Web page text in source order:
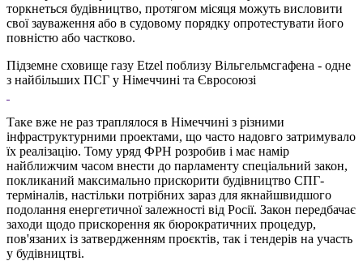
торкнеться будівництво, протягом місяця можуть висловити
свої зауваження або в судовому порядку опротестувати його
повністю або частково.
Підземне сховище газу Etzel поблизу Вільгельмсгафена - одне
з найбільших ПСГ у Німеччині та Євросоюзі
Таке вже не раз траплялося в Німеччині з різними
інфраструктурними проектами, що часто надовго затримувало
їх реалізацію. Тому уряд ФРН розробив і має намір
найближчим часом внести до парламенту спеціальний закон,
покликаний максимально прискорити будівництво CПГ-
терміналів, настільки потрібних зараз для якнайшвидшого
подолання енергетичної залежності від Росії. Закон передбачає
заходи щодо прискорення як бюрократичних процедур,
пов'язаних із затвердженням проєктів, так і тендерів на участь
у будівництві.